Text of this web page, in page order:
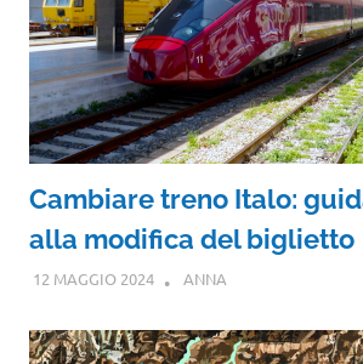
Cambiare treno Italo:
alla modifica del biglietto
12 MAGGIO 2024 ANNA